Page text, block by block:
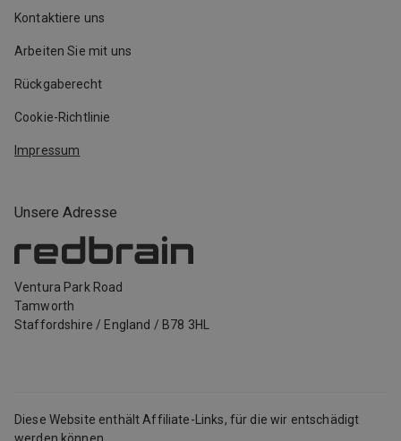
Unsere Adresse
Ventura Park Road
Tamworth
Staffordshire / England / B78 3HL
Kontaktiere uns
Arbeiten Sie mit uns
Rückgaberecht
Cookie-Richtlinie
Impressum
Diese Website enthält Affiliate-Links, für die wir entschädigt
werden können.